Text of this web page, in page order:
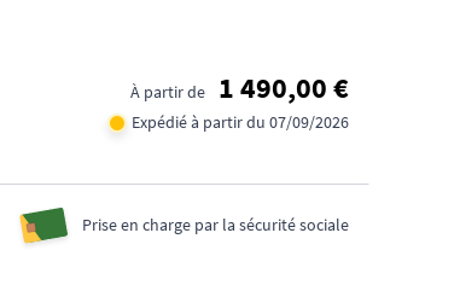
À partir de 1 490,00 €
Expédié à partir du 07/09/2026
Prise en charge par la sécurité sociale